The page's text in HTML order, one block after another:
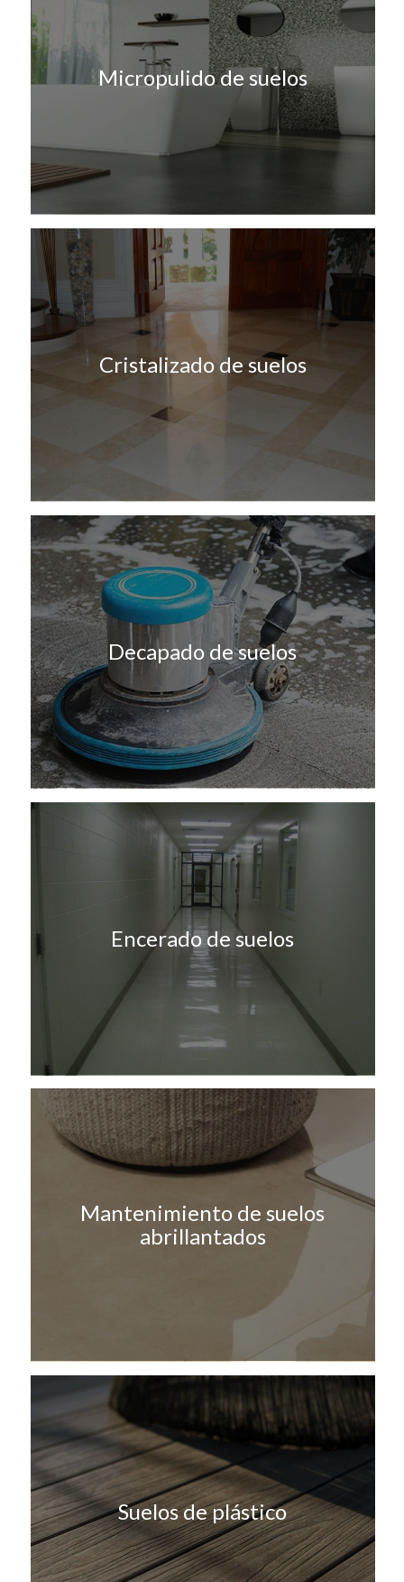
Micropulido de suelos
Cristalizado de suelos
Decapado de suelos
Encerado de suelos
Mantenimiento de suelos
abrillantados
Suelos de plástico